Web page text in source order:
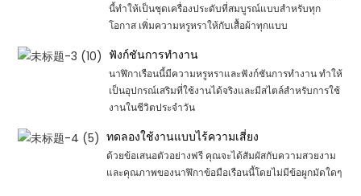
นี้ทำให้เป็นชุดเครื่องประดับที่สมบูรณ์แบบสำหรับทุก
โอกาส เพิ่มความหรูหราให้กับเสื้อผ้าทุกแบบ
ฟังก์ชันการทำงาน
นาฬิกาเรือนนี้มีความหรูหราและฟังก์ชันการทำงาน ทำให้
เป็นอุปกรณ์เสริมที่ใช้งานได้จริงและมีสไตล์สำหรับการใช้
งานในชีวิตประจำวัน
ทดลองใช้งานแบบไร้ความเสี่ยง
ด้วยข้อเสนอตัวอย่างฟรี คุณจะได้สัมผัสกับความสวยงาม
และคุณภาพของนาฬิกาข้อมือเรือนนี้โดยไม่มีข้อผูกมัดใดๆ